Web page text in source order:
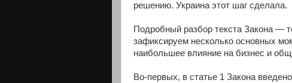
решению. Украина этот шаг сделала.
Подробный разбор текста Закона —
зафиксируем несколько основных
наибольшее влияние на бизнес и
Во-первых, в статье 1 Закона